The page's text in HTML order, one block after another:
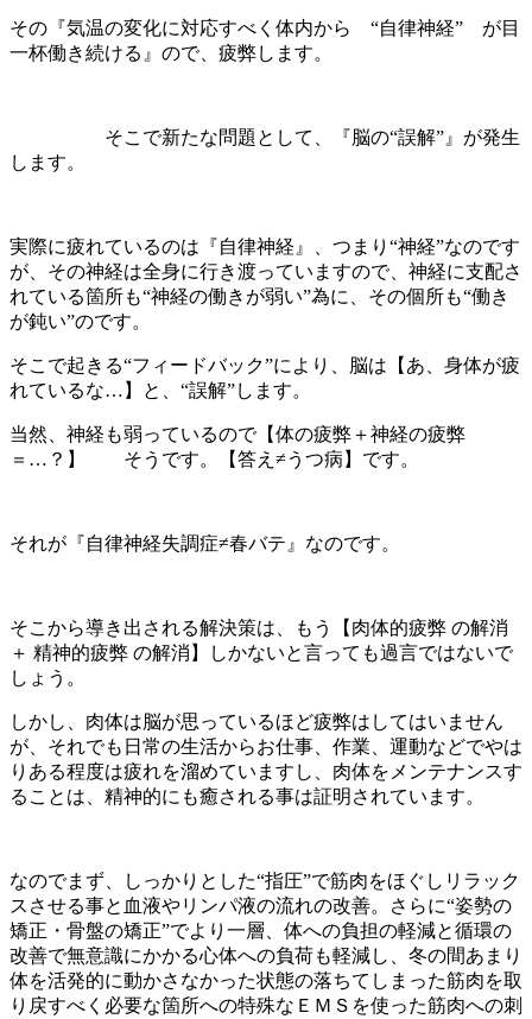
その『気温の変化に対応すべく体内から “自律神経” が目
一杯働き続ける』ので、疲弊します。
そこで新たな問題として、『脳の“誤解”』が発生
します。
実際に疲れているのは『自律神経』、つまり“神経”なのです
が、その神経は全身に行き渡っていますので、神経に支配さ
れている箇所も“神経の働きが弱い”為に、その個所も“働き
が鈍い”のです。
そこで起きる“フィードバック”により、脳は【あ、身体が疲
れているな…】と、“誤解”します。
当然、神経も弱っているので【体の疲弊＋神経の疲弊
＝…？】 そうです。【答え≠うつ病】です。
それが『自律神経失調症≠春バテ』なのです。
そこから導き出される解決策は、もう【肉体的疲弊 の解消
＋ 精神的疲弊 の解消】しかないと言っても過言ではないで
しょう。
しかし、肉体は脳が思っているほど疲弊はしてはいません
が、それでも日常の生活からお仕事、作業、運動などでやは
りある程度は疲れを溜めていますし、肉体をメンテナンスす
ることは、精神的にも癒される事は証明されています。
なのでまず、しっかりとした“指圧”で筋肉をほぐしリラック
スさせる事と血液やリンパ液の流れの改善。さらに“姿勢の
矯正・骨盤の矯正”でより一層、体への負担の軽減と循環の
改善で無意識にかかる心体への負荷も軽減し、冬の間あまり
体を活発的に動かさなかった状態の落ちてしまった筋肉を取
り戻すべく必要な箇所への特殊なＥＭＳを使った筋肉への刺